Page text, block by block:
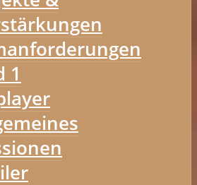
1